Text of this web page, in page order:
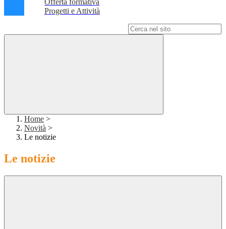
Offerta formativa
Progetti e Attività
Home >
Novità >
Le notizie
Le notizie